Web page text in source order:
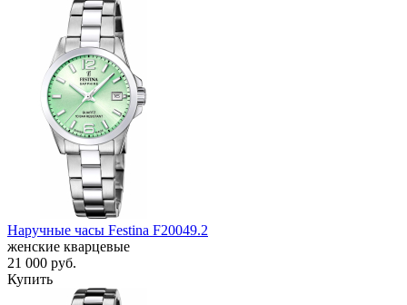
Наручные часы Festina F20049.2
женские кварцевые
21 000 руб.
Купить